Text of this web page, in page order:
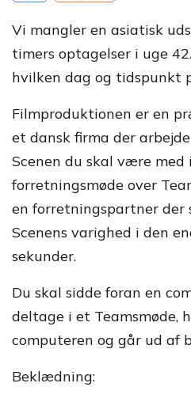
Vi mangler en asiatisk
timers optagelser i uge
hvilken dag og tidspunkt
Filmproduktionen er en
et dansk firma der
Scenen du skal være med
forretningsmøde over
en forretningspartner der
Scenens varighed i den
sekunder.
Du skal sidde foran en
deltage i et Teamsmøde,
computeren og går ud af
Beklædning: